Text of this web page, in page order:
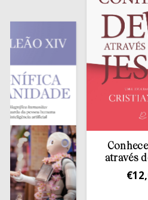
Conhecer
através de
12,00